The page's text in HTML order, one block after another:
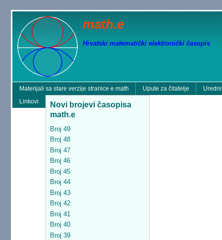
math.e
Hrvatski matematički elektronički časopis
Materijali sa stare verzije stranice e.math Upute za čitatelje
Linkovi
Novi brojevi časopisa
math.e
Broj 49
Broj 48
Broj 47
Broj 46
Broj 45
Broj 44
Broj 43
Broj 42
Broj 41
Broj 40
Broj 39